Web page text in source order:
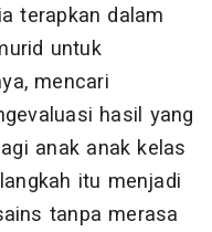
terapkan dalam
untuk
mencari
hasil yang
anak anak kelas
itu menjadi
tanpa merasa